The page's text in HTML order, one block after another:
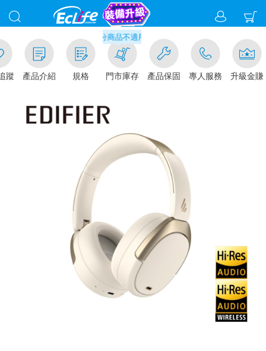
蹤 產品介紹 規格
門市取貨現折1%(部分商品不適用)-請點我看
門市庫存 產品保固 專人服務 升級金賺